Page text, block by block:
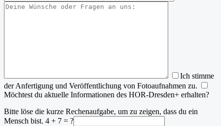
Ich stimme
der Anfertigung und Veröffentlichung von Fotoaufnahmen zu.
Möchtest du aktuelle Informationen des HOR-Dresden+ erhalten?
Bitte löse die kurze Rechenaufgabe, um zu zeigen, dass du ein
Mensch bist. 4 + 7 = ?